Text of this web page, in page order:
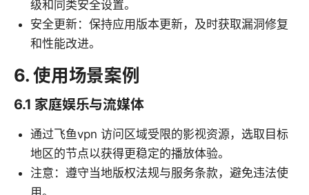
级和同类安全设置。
安全更新：保持应用版本更新，及时获取漏洞修复
和性能改进。
6. 使用场景案例
6.1 家庭娱乐与流媒体
通过飞鱼vpn 访问区域受限的影视资源，选取目标
地区的节点以获得更稳定的播放体验。
注意：遵守当地版权法规与服务条款，避免违法使
用。